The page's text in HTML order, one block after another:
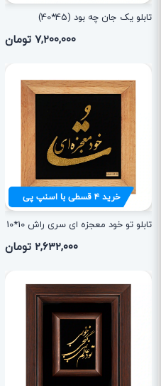
تابلو یک جان چه بود (45*40)
۷,۲۰۰,۰۰۰ تومان
خرید۴قسطی با اسنپ پی
تابلو تو خود معجزه ای سری راش 10*10
۲,۶۳۲,۰۰۰ تومان